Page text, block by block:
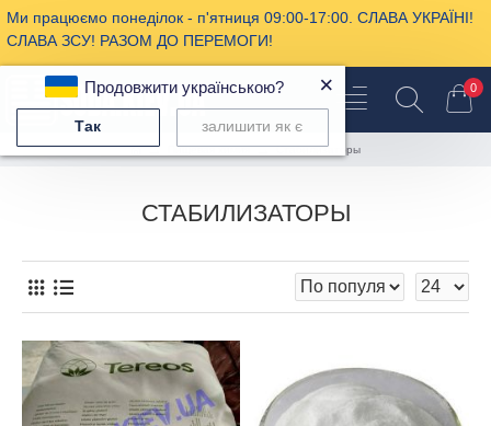
Ми працюємо понеділок - п'ятниця 09:00-17:00. СЛАВА УКРАЇНІ!
СЛАВА ЗСУ! РАЗОМ ДО ПЕРЕМОГИ!
0
Пищевая химия Стабилизаторы
СТАБИЛИЗАТОРЫ
Продовжити українською? ×
Так залишити як є